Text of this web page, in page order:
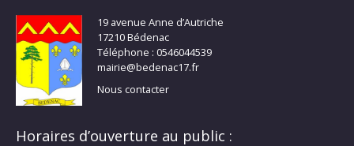
19 avenue Anne d’Autriche
17210 Bédenac
Téléphone : 0546044539
mairie@bedenac17.fr
Nous contacter
Horaires d’ouverture au public :